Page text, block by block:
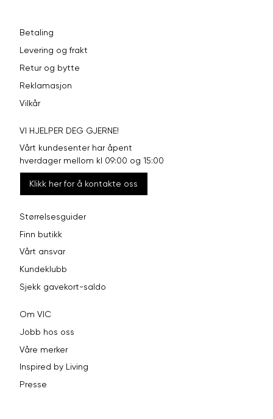
Betaling
Levering og frakt
Retur og bytte
Reklamasjon
Vilkår
VI HJELPER DEG GJERNE!
Vårt kundesenter har åpent
hverdager mellom kl 09:00 og 15:00
Klikk her for å kontakte oss
Størrelsesguider
Finn butikk
Vårt ansvar
Kundeklubb
Sjekk gavekort-saldo
Om VIC
Jobb hos oss
Våre merker
Inspired by Living
Presse